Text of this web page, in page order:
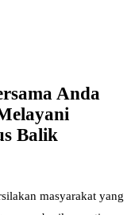
Anda
Balik
masyarakat yang